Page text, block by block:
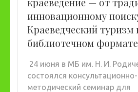
инновационному
Краеведческий туризм
библиотечном
24 июня в МБ им. Н. И.
состоялся консультационно-
методический семинар для